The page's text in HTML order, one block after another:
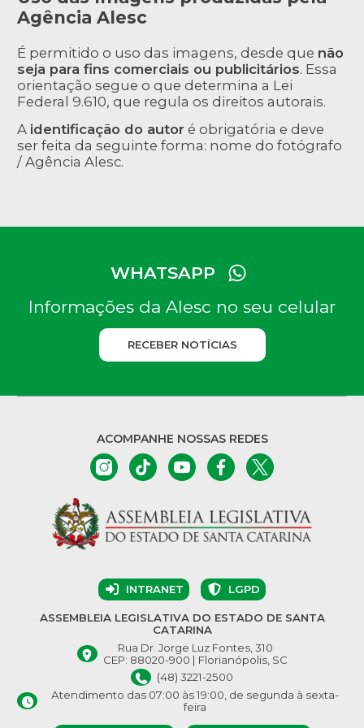
Agência Alesc
É permitido o uso das imagens, desde que não
seja para fins comerciais ou publicitários. Essa
orientação segue o que determina a Lei
Federal 9.610, que regula os direitos autorais.
A identificação do autor é obrigatória e deve
ser feita da seguinte forma: nome do fotógrafo
/ Agência Alesc.
WHATSAPP
Informações da Alesc no seu celular
RECEBER NOTÍCIAS
ACOMPANHE NOSSAS REDES
INTRANET LGPD
ASSEMBLEIA LEGISLATIVA DO ESTADO DE SANTA
CATARINA
Rua Dr. Jorge Luz Fontes, 310
CEP: 88020-900 | Florianópolis, SC
(48) 3221-2500
Atendimento das 07:00 às 19:00, de segunda à sexta-
feira